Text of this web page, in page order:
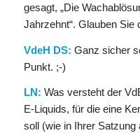
gesagt, „Die
Jahrzehnt“. Glauben Sie
VdeH DS: Ganz sicher
Punkt. ;-)
LN: Was versteht der
E-Liquids, für die eine
soll (wie in Ihrer Satzung